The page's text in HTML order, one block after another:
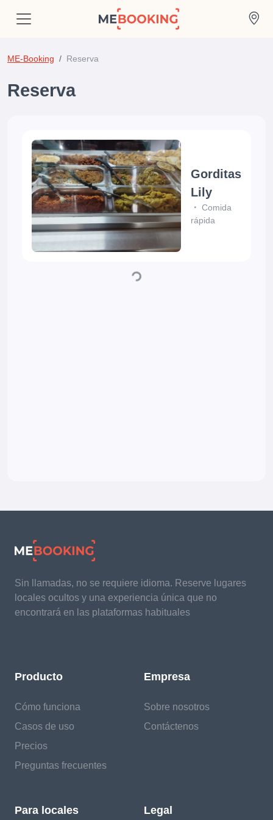
ME-Booking Reserva
Reserva
Gorditas
Lily
Comida
rápida
Sin llamadas, no se requiere idioma. Reserve lugares
locales ocultos y una experiencia única que no
encontrará en las plataformas habituales
Producto
Cómo funciona
Casos de uso
Precios
Preguntas frecuentes
Empresa
Sobre nosotros
Contáctenos
Para locales Legal